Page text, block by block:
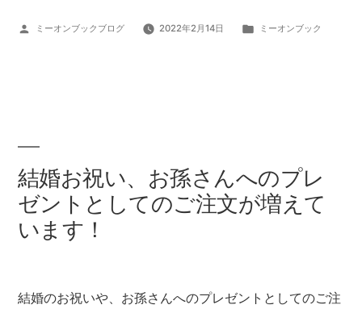
投ミーオンブックブログ 2022年2月14日
カミーオンブック
結婚お祝い、お孫さんへのプレ
ゼントとしてのご注文が増えて
います！
結婚のお祝いや、お孫さんへのプレゼントとしてのご注